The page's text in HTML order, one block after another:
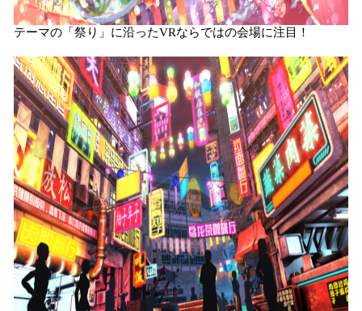
テーマの「祭り」に沿ったVRならではの会場に注目！